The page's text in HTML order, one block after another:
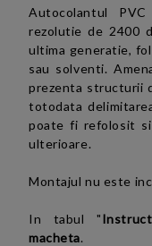
Autocolantul
rezolutie de 2400
ultima generatie,
sau solventi.
prezenta structurii
totodata
poate fi refolosit
ulterioare.
Montajul nu este
In tabul "
macheta.